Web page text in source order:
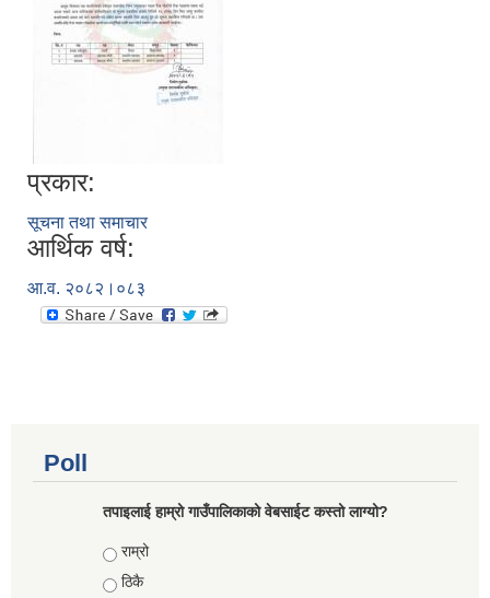
प्रकार:
सूचना तथा समाचार
आर्थिक वर्ष:
आ.व. २०८२।०८३
Poll
तपाइलाई हाम्रो गाउँपालिकाको वेबसाईट कस्तो लाग्यो?
Choices
राम्रो
ठिकै